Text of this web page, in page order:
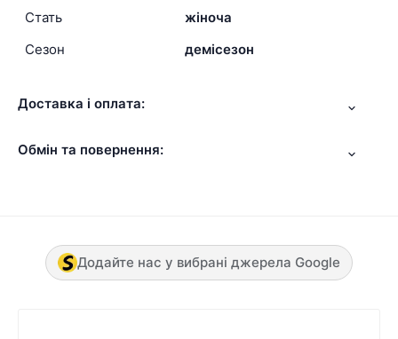
Стать
жіноча
Сезон
демісезон
Доставка і оплата:
Обмін та повернення:
Додайте нас у вибрані джерела Google